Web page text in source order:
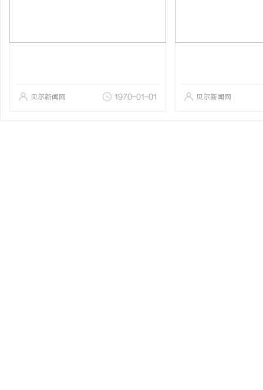
贝尔新闻网 1970-01-01 贝尔新闻网